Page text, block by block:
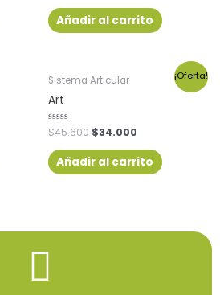
de
5
Añadir al carrito
¡Oferta!
Sistema Articular
Art
Valorado
con
de
5
$45.600 $34.000
Añadir al carrito